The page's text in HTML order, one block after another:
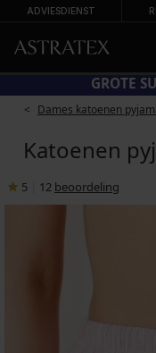
ADVIESDIENST
Dames katoenen
Katoenen
5 12 beoordeling